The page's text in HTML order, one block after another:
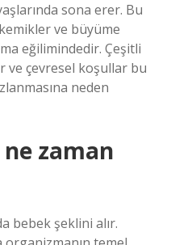
sona erer. Bu
ve büyüme
eğilimindedir. Çeşitli
ve çevresel koşullar bu
neden
zaman
bebek şeklini alır.